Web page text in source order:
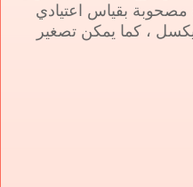
بقياس اعتيادي
500 بيكسل على 300 بيكسل ، كما يمكن تصغير